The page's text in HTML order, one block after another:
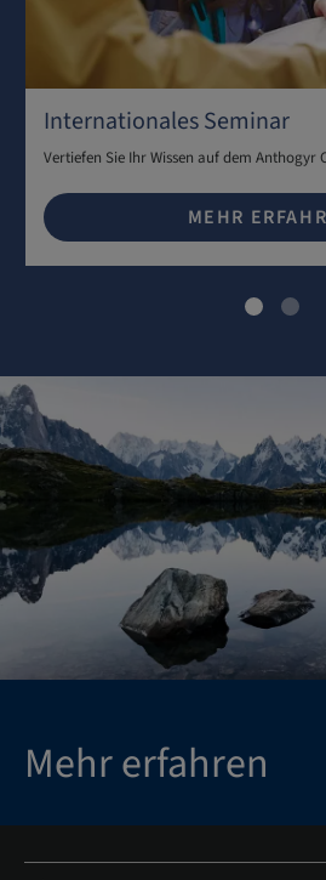
Internationales Seminar
Vertiefen Sie Ihr Wissen auf dem Anthogyr
MEHR
Mehr erfahren